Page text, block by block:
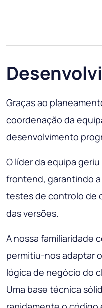
Graças ao
coordenação da
desenvolvimento
O líder da equipa
frontend, garantindo
testes de controlo de
das versões.
A nossa familiaridade
permitiu-nos adaptar
lógica de negócio do
Uma base técnica